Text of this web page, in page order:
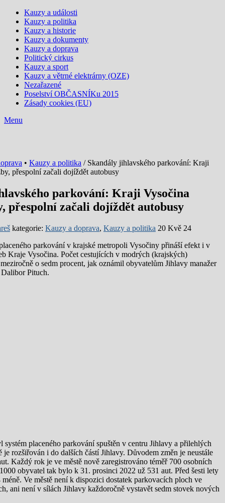
Kauzy a události
Kauzy a politika
Kauzy a historie
Kauzy a dokumenty
Kauzy a doprava
Politický cirkus
Kauzy a sport
Kauzy a větrné elektrárny (OZE)
Nezařazené
Poselství OBČASNÍKu 2015
Zásady cookies (EU)
Menu
• Kauzy a politika / Skandály jihlavského parkování: Kraji
přespolní začali dojíždět autobusy
parkování: Kraji Vysočina
přespolní začali dojíždět autobusy
kategorie: Kauzy a doprava, Kauzy a politika 20 Kvě 24
parkování v krajské metropoli Vysočiny přináší efekt i v
Kraje Vysočina. Počet cestujících v modrých (krajských)
o sedm procent, jak oznámil obyvatelům Jihlavy manažer
Pituch.
systém placeného parkování spuštěn v centru Jihlavy a přilehlých
je rozšiřován i do dalších částí Jihlavy. Důvodem změn je neustále
Každý rok je ve městě nově zaregistrováno téměř 700 osobních
obyvatel tak bylo k 31. prosinci 2022 už 531 aut. Před šesti lety
Ve městě není k dispozici dostatek parkovacích ploch ve
ani není v sílách Jihlavy každoročně vystavět sedm stovek nových